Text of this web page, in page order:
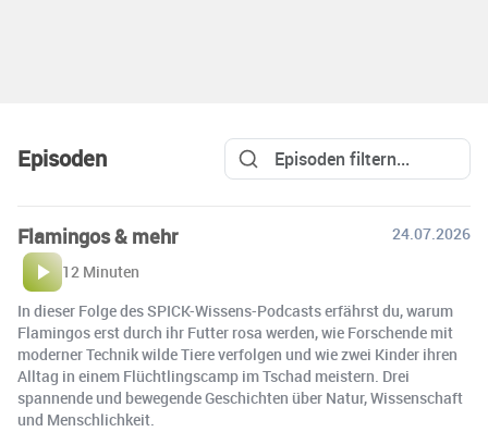
Episoden
Flamingos & mehr
24.07.2026
12 Minuten
In dieser Folge des SPICK-Wissens-Podcasts erfährst du, warum
Flamingos erst durch ihr Futter rosa werden, wie Forschende mit
moderner Technik wilde Tiere verfolgen und wie zwei Kinder ihren
Alltag in einem Flüchtlingscamp im Tschad meistern. Drei
spannende und bewegende Geschichten über Natur, Wissenschaft
und Menschlichkeit.